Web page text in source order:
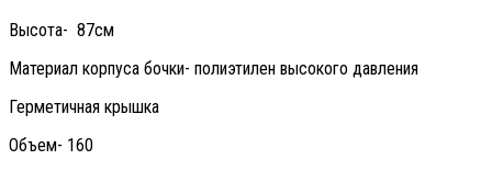
Высота- 87см
Материал корпуса бочки- полиэтилен высокого давления
Герметичная крышка
Объем- 160